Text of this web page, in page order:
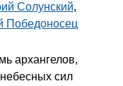
Солунский,
Победоносец
архангелов,
сил